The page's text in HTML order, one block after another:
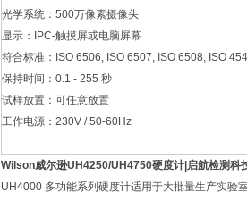
光学系统：500万像素摄像头
显示：IPC-触摸屏或电脑屏幕
符合标准：ISO 6506, ISO 6507, ISO 6508, ISO
保持时间：0.1 - 255 秒
试样放置：可任意放置
工作电源：230V / 50-60Hz
Wilson威尔逊UH4250/UH4750硬度计|启航检测科
UH4000 多功能系列硬度计适用于大批量生产实验